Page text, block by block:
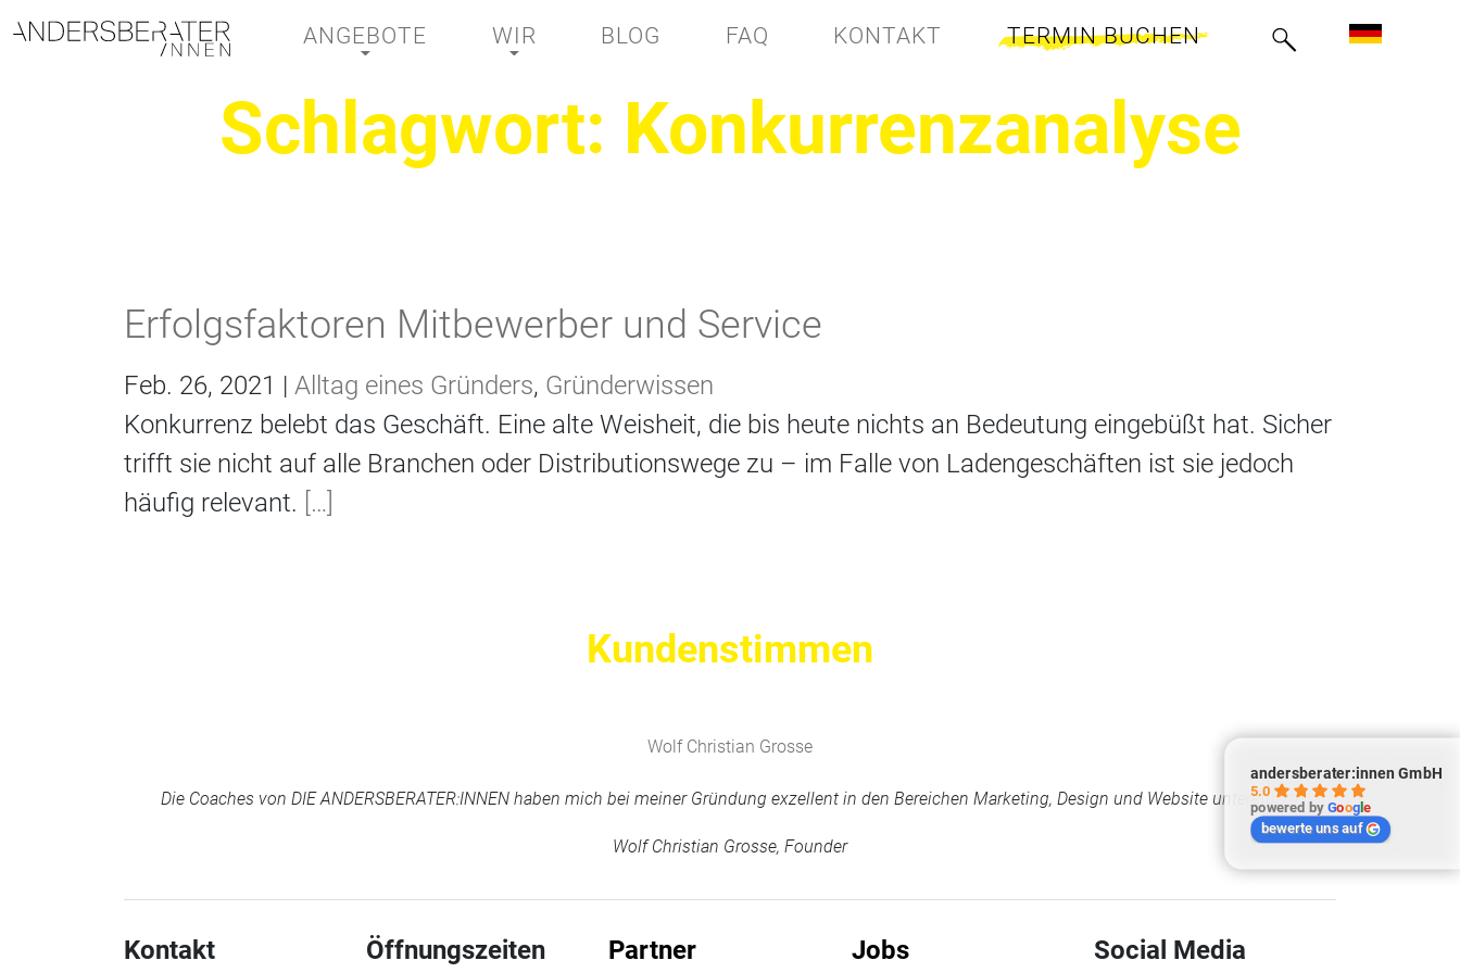
Hauptnavigation
ANGEBOTE WIR BLOG FAQ KONTAKT TERMIN BUCHEN
Schlagwort: Konkurrenzanalyse
Erfolgsfaktoren Mitbewerber und Service
Feb. 26, 2021 | Alltag eines Gründers, Gründerwissen
Konkurrenz belebt das Geschäft. Eine alte Weisheit, die bis heute nichts an Bedeutung eingebüßt hat. Sicher
trifft sie nicht auf alle Branchen oder Distributionswege zu – im Falle von Ladengeschäften ist sie jedoch
häufig relevant. […]
Kundenstimmen
Wolf Christian Grosse
Die Coaches von DIE ANDERSBERATER:INNEN haben mich bei meiner Gründung exzellent in den Bereichen Marketing, Design und Website unterstützt!
Wolf Christian Grosse, Founder
Kontakt Öffnungszeiten Partner Jobs
Social Media
andersberater:innen GmbH
5.0
powered byGoogle
bewerte uns auf